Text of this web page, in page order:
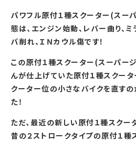
パワフル原付１種スクーター(スー
態は、エンジン始動、レバー曲り、
バ削れ、ＩＮカウル傷です！
この原付１種スクーター(スーパー
んが仕上げていた原付１種スクータ
クーター位の小さなバイクを直す
た！
ただ、最近の新しい原付１種スクー
昔の２ストロークタイプの原付１種